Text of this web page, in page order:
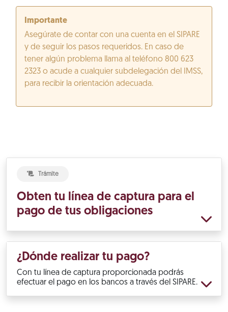
Importante
Asegúrate de contar con una cuenta en el SIPARE
y de seguir los pasos requeridos. En caso de
tener algún problema llama al teléfono 800 623
2323 o acude a cualquier subdelegación del IMSS,
para recibir la orientación adecuada.
Trámite
Obten tu línea de captura para el
pago de tus obligaciones
¿Dónde realizar tu pago?
Con tu línea de captura proporcionada podrás
efectuar el pago en los bancos a través del SIPARE.